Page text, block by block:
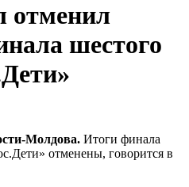
отменил
шестого
Молдова. Итоги финала
отменены, говорится в